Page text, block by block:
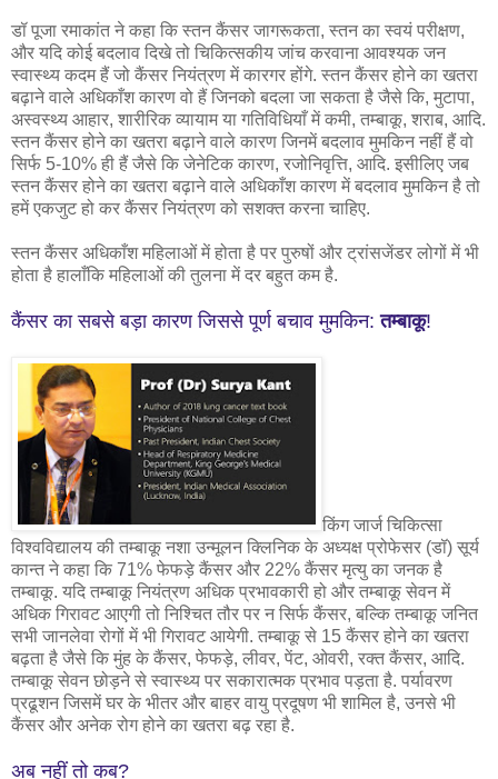
डॉ पूजा रमाकांत ने कहा कि स्तन कैंसर जागरूकता, स्तन का स्वयं परीक्षण,
और यदि कोई बदलाव दिखे तो चिकित्सकीय जांच करवाना आवश्यक जन
स्वास्थ्य कदम हैं जो कैंसर नियंत्रण में कारगर होंगे. स्तन कैंसर होने का खतरा
बढ़ाने वाले अधिकाँश कारण वो हैं जिनको बदला जा सकता है जैसे कि, मुटापा,
अस्वस्थ्य आहार, शारीरिक व्यायाम या गतिविधियाँ में कमी, तम्बाकू, शराब, आदि.
स्तन कैंसर होने का खतरा बढ़ाने वाले कारण जिनमें बदलाव मुमकिन नहीं हैं वो
सिर्फ 5-10% ही हैं जैसे कि जेनेटिक कारण, रजोनिवृत्ति, आदि. इसीलिए जब
स्तन कैंसर होने का खतरा बढ़ाने वाले अधिकाँश कारण में बदलाव मुमकिन है तो
हमें एकजुट हो कर कैंसर नियंत्रण को सशक्त करना चाहिए.
स्तन कैंसर अधिकाँश महिलाओं में होता है पर पुरुषों और ट्रांसजेंडर लोगों में भी
होता है हालाँकि महिलाओं की तुलना में दर बहुत कम है.
कैंसर का सबसे बड़ा कारण जिससे पूर्ण बचाव मुमकिन:तम्बाकू!
किंग जार्ज चिकित्सा
विश्वविद्यालय की तम्बाकू नशा उन्मूलन क्लिनिक के अध्यक्ष प्रोफेसर (डॉ) सूर्य
कान्त ने कहा कि 71% फेफड़े कैंसर और 22% कैंसर मृत्यु का जनक है
तम्बाकू. यदि तम्बाकू नियंत्रण अधिक प्रभावकारी हो और तम्बाकू सेवन में
अधिक गिरावट आएगी तो निश्चित तौर पर न सिर्फ कैंसर, बल्कि तम्बाकू जनित
सभी जानलेवा रोगों में भी गिरावट आयेगी. तम्बाकू से 15 कैंसर होने का खतरा
बढ़ता है जैसे कि मुंह के कैंसर, फेफड़े, लीवर, पेंट, ओवरी, रक्त कैंसर, आदि.
तम्बाकू सेवन छोड़ने से स्वास्थ्य पर सकारात्मक प्रभाव पड़ता है. पर्यावरण
प्रढूशन जिसमें घर के भीतर और बाहर वायु प्रदूषण भी शामिल है, उनसे भी
कैंसर और अनेक रोग होने का खतरा बढ़ रहा है.
अब नहीं तो कब?